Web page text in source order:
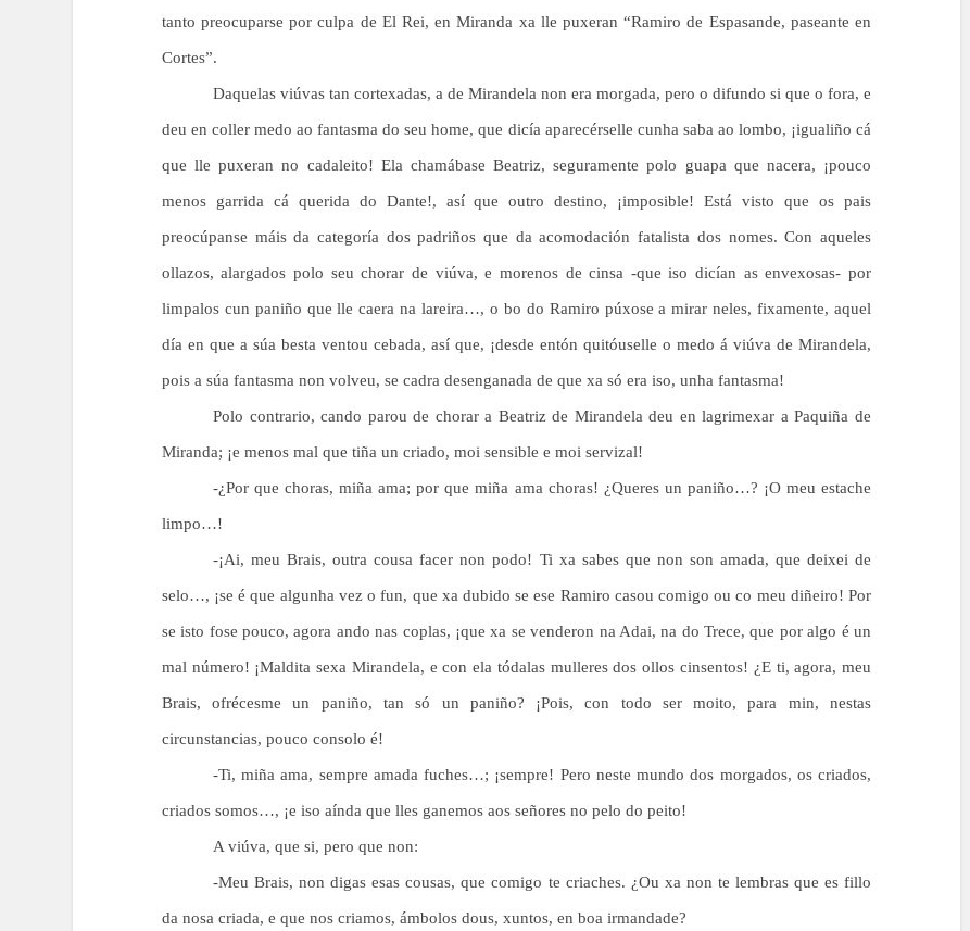
tanto preocuparse por culpa de El Rei, en Miranda xa lle puxeran “Ramiro de Espasande, paseante en
Cortes”.
Daquelas viúvas tan cortexadas, a de Mirandela non era morgada, pero o difundo si que o fora, e
deu en coller medo ao fantasma do seu home, que dicía aparecérselle cunha saba ao lombo, ¡igualiño cá
que lle puxeran no cadaleito! Ela chamábase Beatriz, seguramente polo guapa que nacera, ¡pouco
menos garrida cá querida do Dante!, así que outro destino, ¡imposible! Está visto que os pais
preocúpanse máis da categoría dos padriños que da acomodación fatalista dos nomes. Con aqueles
ollazos, alargados polo seu chorar de viúva, e morenos de cinsa -que iso dicían as envexosas- por
limpalos cun paniño que lle caera na lareira…, o bo do Ramiro púxose a mirar neles, fixamente, aquel
día en que a súa besta ventou cebada, así que, ¡desde entón quitóuselle o medo á viúva de Mirandela,
pois a súa fantasma non volveu, se cadra desenganada de que xa só era iso, unha fantasma!
Polo contrario, cando parou de chorar a Beatriz de Mirandela deu en lagrimexar a Paquiña de
Miranda; ¡e menos mal que tiña un criado, moi sensible e moi servizal!
-¿Por que choras, miña ama; por que miña ama choras! ¿Queres un paniño…? ¡O meu estache
limpo…!
-¡Ai, meu Brais, outra cousa facer non podo! Ti xa sabes que non son amada, que deixei de
selo…, ¡se é que algunha vez o fun, que xa dubido se ese Ramiro casou comigo ou co meu diñeiro! Por
se isto fose pouco, agora ando nas coplas, ¡que xa se venderon na Adai, na do Trece, que por algo é un
mal número! ¡Maldita sexa Mirandela, e con ela tódalas mulleres dos ollos cinsentos! ¿E ti, agora, meu
Brais, ofrécesme un paniño, tan só un paniño? ¡Pois, con todo ser moito, para min, nestas
circunstancias, pouco consolo é!
-Ti, miña ama, sempre amada fuches…; ¡sempre! Pero neste mundo dos morgados, os criados,
criados somos…, ¡e iso aínda que lles ganemos aos señores no pelo do peito!
A viúva, que si, pero que non:
-Meu Brais, non digas esas cousas, que comigo te criaches. ¿Ou xa non te lembras que es fillo
da nosa criada, e que nos criamos, ámbolos dous, xuntos, en boa irmandade?